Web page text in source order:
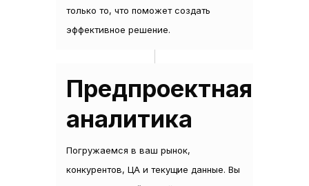
только то, что поможет создать
эффективное решение.
Предпроектная
аналитика
Погружаемся в ваш рынок,
конкурентов, ЦА и текущие данные. Вы